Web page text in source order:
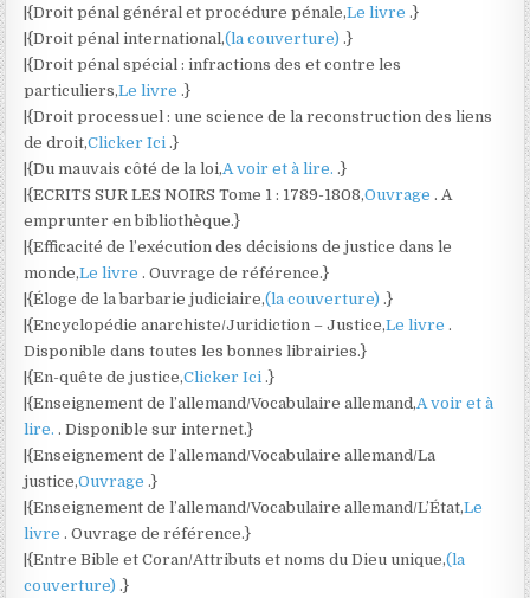
|{Droit pénal général et procédure pénale,Le livre.}
|{Droit pénal international,(la couverture).}
|{Droit pénal spécial : infractions des et contre les
particuliers,Le livre.}
|{Droit processuel : une science de la reconstruction des liens
de droit,Clicker Ici.}
|{Du mauvais côté de la loi,A voir et à lire..}
|{ECRITS SUR LES NOIRS Tome 1 : 1789-1808,Ouvrage. A
emprunter en bibliothèque.}
|{Efficacité de l’exécution des décisions de justice dans le
monde,Le livre. Ouvrage de référence.}
|{Éloge de la barbarie judiciaire,(la couverture).}
|{Encyclopédie anarchiste/Juridiction – Justice,Le livre.
Disponible dans toutes les bonnes librairies.}
|{En-quête de justice,Clicker Ici.}
|{Enseignement de l’allemand/Vocabulaire allemand,A voir et à
lire.. Disponible sur internet.}
|{Enseignement de l’allemand/Vocabulaire allemand/La
justice,Ouvrage.}
|{Enseignement de l’allemand/Vocabulaire allemand/L’État,Le
livre. Ouvrage de référence.}
|{Entre Bible et Coran/Attributs et noms du Dieu unique,(la
couverture).}